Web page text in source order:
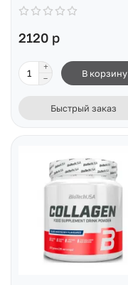
2120 р
В корзину
Быстрый заказ